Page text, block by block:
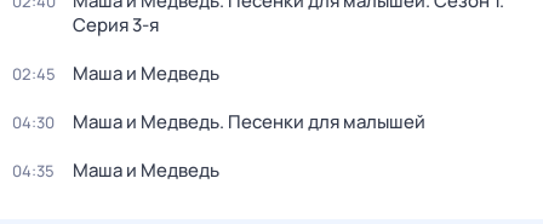
Серия 3-я
02:45 Маша и Медведь
04:30 Маша и Медведь. Песенки для малышей
04:35 Маша и Медведь